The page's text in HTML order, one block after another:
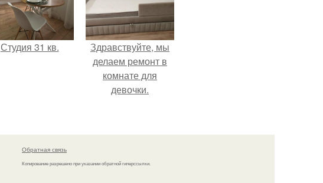
Студия 31 кв.
Здравствуйте, мы
делаем ремонт в
комнате для
девочки.
Обратная связь
Копирование разрешено при указании обратной гиперссылки.